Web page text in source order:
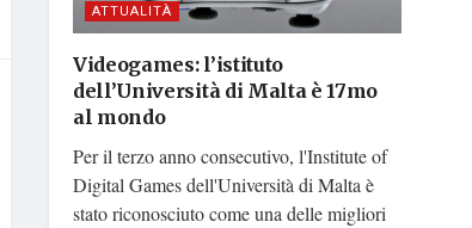
ATTUALITÀ
Videogames: l’istituto
dell’Università di Malta è 17mo
al mondo
Per il terzo anno consecutivo, l'Institute of
Digital Games dell'Università di Malta è
stato riconosciuto come una delle migliori